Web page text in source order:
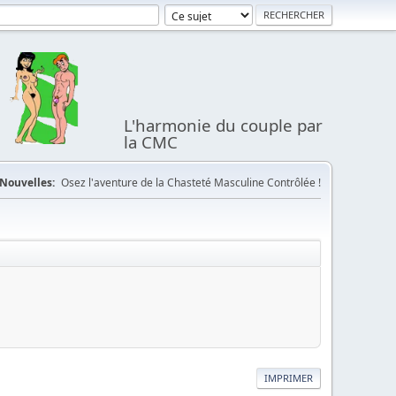
L'harmonie du couple par
la CMC
Nouvelles: Osez l'aventure de la Chasteté Masculine Contrôlée !
IMPRIMER